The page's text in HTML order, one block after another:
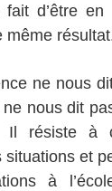
d’être en
même
ne nous
nous dit
Il résiste à
situations et
à